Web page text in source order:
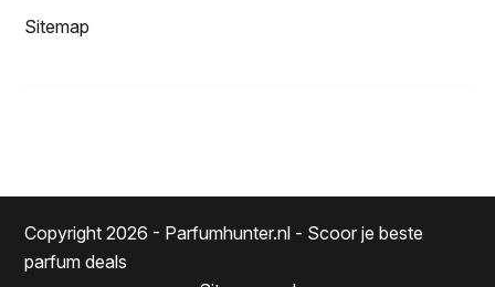
Sitemap
Copyright 2026 - Parfumhunter.nl - Scoor je beste
parfum deals